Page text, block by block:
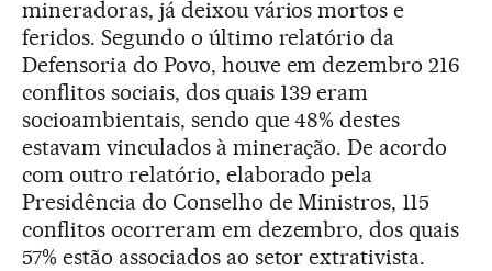
mineradoras, já deixou vários mortos e
feridos. Segundo o último relatório da
Defensoria do Povo, houve em dezembro 216
conflitos sociais, dos quais 139 eram
socioambientais, sendo que 48% destes
estavam vinculados à mineração. De acordo
com outro relatório, elaborado pela
Presidência do Conselho de Ministros, 115
conflitos ocorreram em dezembro, dos quais
57% estão associados ao setor extrativista.